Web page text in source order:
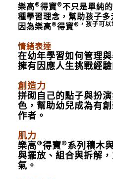
樂高®得寶®不只是單純
種學習理念，幫助孩子多
因為樂高®得寶®，孩子可以
情緒表達
在幼年學習如何管理
擁有因應人生挑戰經驗
創造力
拼砌自己的點子與扮
色，幫助幼兒成為有
作者。
肌力
樂高®得寶®系列積木
與擺放、組合與拆解
氣。